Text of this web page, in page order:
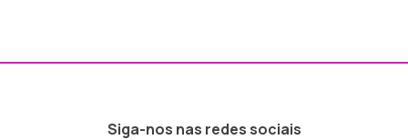
Siga-nos nas redes sociais